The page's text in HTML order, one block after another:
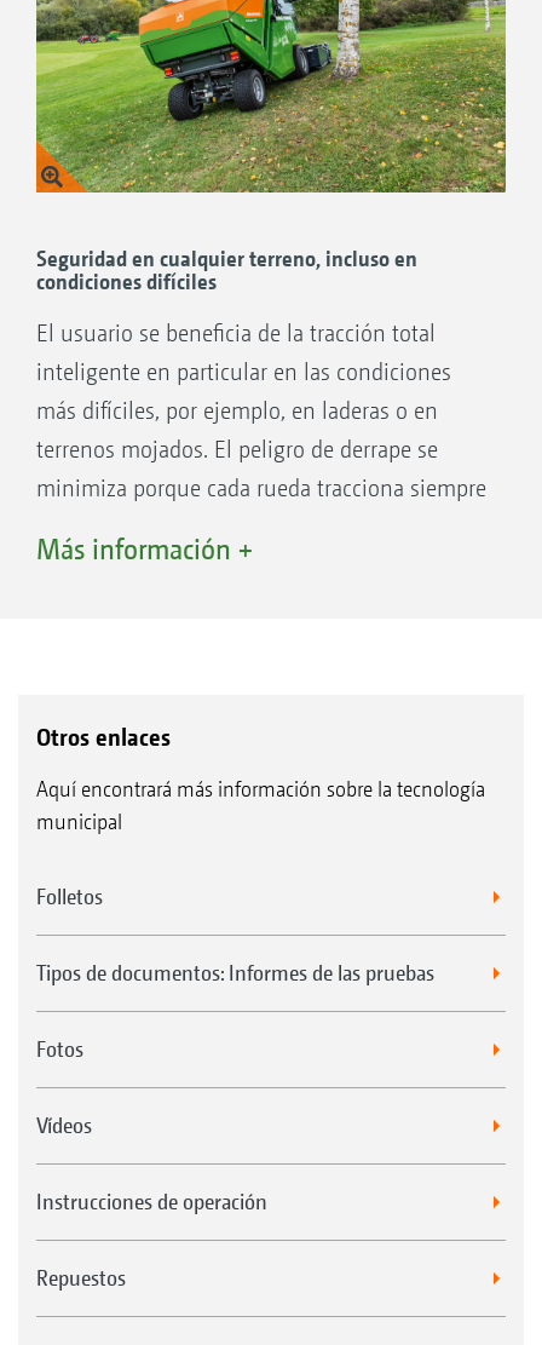
Apta también para condiciones difíciles,
p. ej., en caso de deslizamiento sobre suelos
mojados o en terrenos en pendiente
La activación de la tracción total según la
necesidad reduce el consumo de
Seguridad en cualquier terreno, incluso en
condiciones difíciles
El usuario se beneficia de la tracción total
inteligente en particular en las condiciones
más difíciles, por ejemplo, en laderas o en
terrenos mojados. El peligro de derrape se
minimiza porque cada rueda tracciona siempre
seguridad y mejora la calidad de trabajo, por
Más información +
Otros enlaces
Aquí encontrará más información sobre la tecnología
municipal
Folletos
Tipos de documentos: Informes de las pruebas
Fotos
Vídeos
Instrucciones de operación
Repuestos